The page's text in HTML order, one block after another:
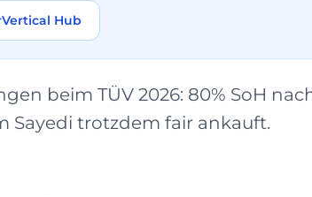
Hub
beim TÜV 2026: 80% SoH
Sayedi trotzdem fair ankauft.